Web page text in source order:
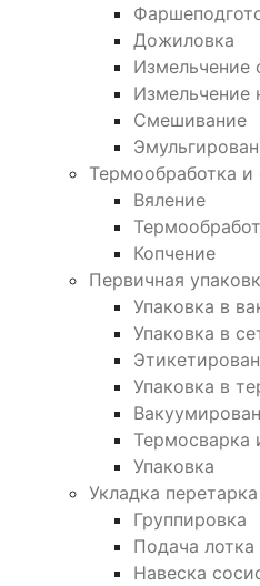
Дожиловка
Измельчение
Измельчение
Смешивание
Термообработка
Вяление
Копчение
Первичная
Упаковка в
Упаковка в
Упаковка в
Термосварка
Упаковка
Укладка
Группировка
Подача лотка
Навеска